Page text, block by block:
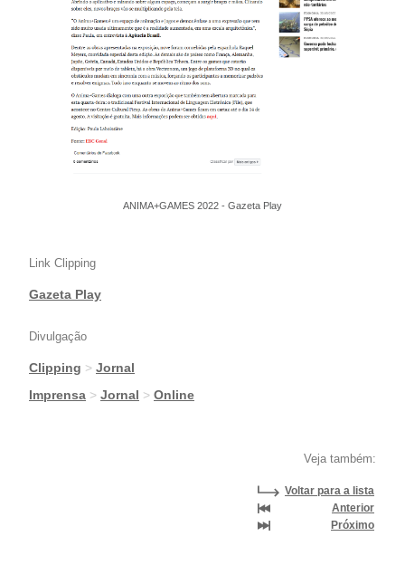
ANIMA+GAMES 2022 - Gazeta Play
Link Clipping
Gazeta Play
Divulgação
Clipping > Jornal
|Imprensa > Jornal > Online
Veja também:
Voltar para a lista
Anterior
Próximo